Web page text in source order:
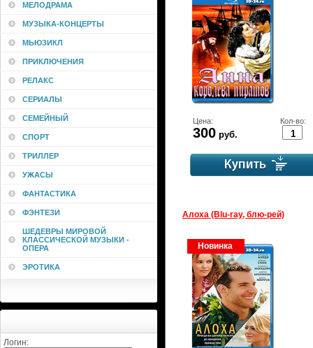
МЕЛОДРАМА
МУЗЫКА-КОНЦЕРТЫ
МЬЮЗИКЛ
ПРИКЛЮЧЕНИЯ
РЕЛАКС
СЕРИАЛЫ
СЕМЕЙНЫЙ
СПОРТ
ТРИЛЛЕР
УЖАСЫ
ФАНТАСТИКА
ФЭНТЕЗИ
ШЕДЕВРЫ МИРОВОЙ
КЛАССИЧЕСКОЙ МУЗЫКИ -
ОПЕРА
ЭРОТИКА
Логин:
Цена:
300 руб.
Кол-во:
Алоха (Blu-ray, блю-рей)
Новинка